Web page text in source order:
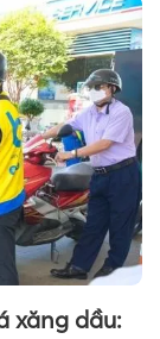
xăng dầu: